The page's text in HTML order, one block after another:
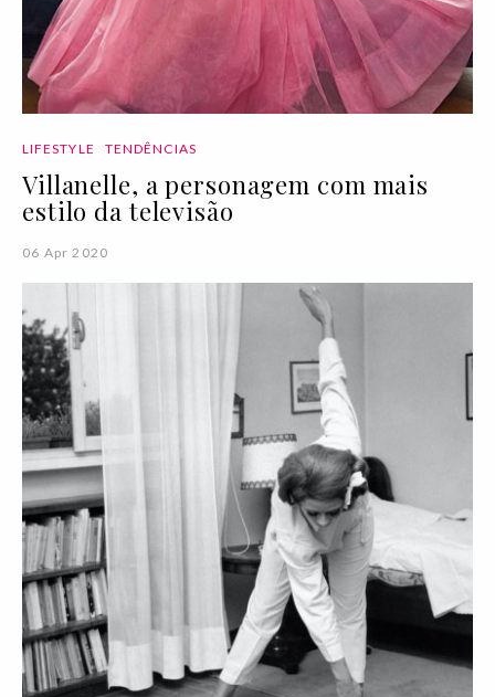
LIFESTYLE TENDÊNCIAS
Villanelle, a personagem com mais
estilo da televisão
06 Apr 2020